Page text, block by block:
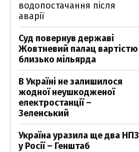
водопостачання після
аварії
Суд повернув державі
Жовтневий палац вартістю
близько мільярда
В Україні не залишилося
жодної неушкодженої
електростанції –
Зеленський
Україна уразила ще два НПЗ
у Росії – Генштаб